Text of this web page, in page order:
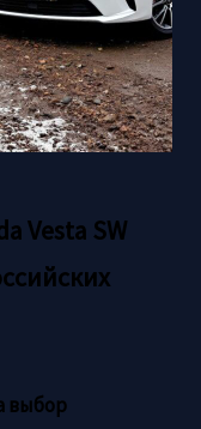
Vesta SW
выбор